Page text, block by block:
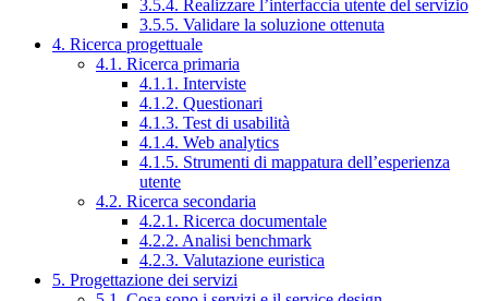
3.5.4. Realizzare l’interfaccia utente del servizio
3.5.5. Validare la soluzione ottenuta
4. Ricerca progettuale
4.1. Ricerca primaria
4.1.1. Interviste
4.1.2. Questionari
4.1.3. Test di usabilità
4.1.4. Web analytics
4.1.5. Strumenti di mappatura dell’esperienza
utente
4.2. Ricerca secondaria
4.2.1. Ricerca documentale
4.2.2. Analisi benchmark
4.2.3. Valutazione euristica
5. Progettazione dei servizi